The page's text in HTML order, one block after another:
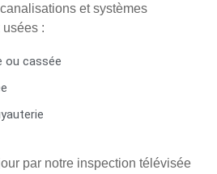
et systèmes
usées :
ou cassée
par notre inspection télévisée